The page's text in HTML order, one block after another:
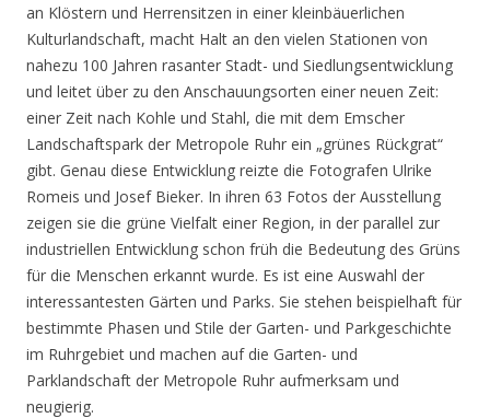
an Klöstern und Herrensitzen in einer kleinbäuerlichen
Kulturlandschaft, macht Halt an den vielen Stationen von
nahezu 100 Jahren rasanter Stadt- und Siedlungsentwicklung
und leitet über zu den Anschauungsorten einer neuen Zeit:
einer Zeit nach Kohle und Stahl, die mit dem Emscher
Landschaftspark der Metropole Ruhr ein „grünes Rückgrat“
gibt. Genau diese Entwicklung reizte die Fotografen Ulrike
Romeis und Josef Bieker. In ihren 63 Fotos der Ausstellung
zeigen sie die grüne Vielfalt einer Region, in der parallel zur
industriellen Entwicklung schon früh die Bedeutung des Grüns
für die Menschen erkannt wurde. Es ist eine Auswahl der
interessantesten Gärten und Parks. Sie stehen beispielhaft für
bestimmte Phasen und Stile der Garten- und Parkgeschichte
im Ruhrgebiet und machen auf die Garten- und
Parklandschaft der Metropole Ruhr aufmerksam und
neugierig.